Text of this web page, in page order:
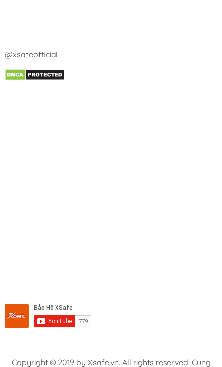
@xsafeofficial
Copyright © 2019 by Xsafe.vn. All rights reserved. Cung